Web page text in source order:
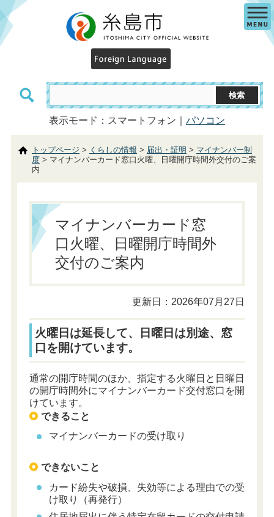
表示モード：スマートフォン｜ パソコン
トップページ > くらしの情報 > 届出・証明 > マイナンバー制
度> マイナンバーカード窓口火曜、日曜開庁時間外交付のご案
内
マイナンバーカード窓
口火曜、日曜開庁時間外
交付のご案内
更新日：2026年07月27日
火曜日は延長して、日曜日は別途、窓
口を開けています。
通常の開庁時間のほか、指定する火曜日と日曜日
の開庁時間外にマイナンバーカード交付窓口を開
けています。
できること
マイナンバーカードの受け取り
できないこと
カード紛失や破損、失効等による理由での受
け取り（再発行）